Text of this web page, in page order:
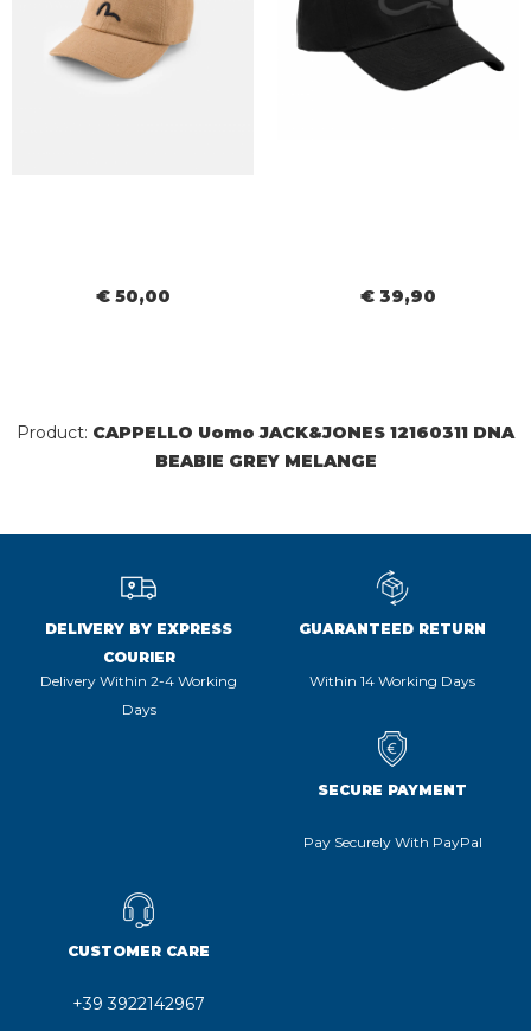
€ 50,00 € 39,90
Product: CAPPELLO Uomo JACK&JONES 12160311 DNA
BEABIE GREY MELANGE
DELIVERY BY EXPRESS
COURIER
Delivery Within 2-4 Working
Days
GUARANTEED RETURN
Within 14 Working Days
SECURE PAYMENT
Pay Securely With PayPal
CUSTOMER CARE
+39 3922142967